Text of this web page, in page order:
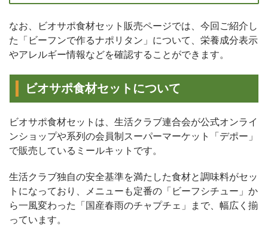
なお、ビオサポ食材セット販売ページでは、今回ご紹介し
た「ビーフンで作るナポリタン」について、栄養成分表示
やアレルギー情報などを確認することができます。
ビオサポ食材セットについて
ビオサポ食材セットは、生活クラブ連合会が公式オンライ
ンショップや系列の会員制スーパーマーケット「デポー」
で販売しているミールキットです。
生活クラブ独自の安全基準を満たした食材と調味料がセッ
トになっており、メニューも定番の「ビーフシチュー」か
ら一風変わった「国産春雨のチャプチェ」まで、幅広く揃
っています。